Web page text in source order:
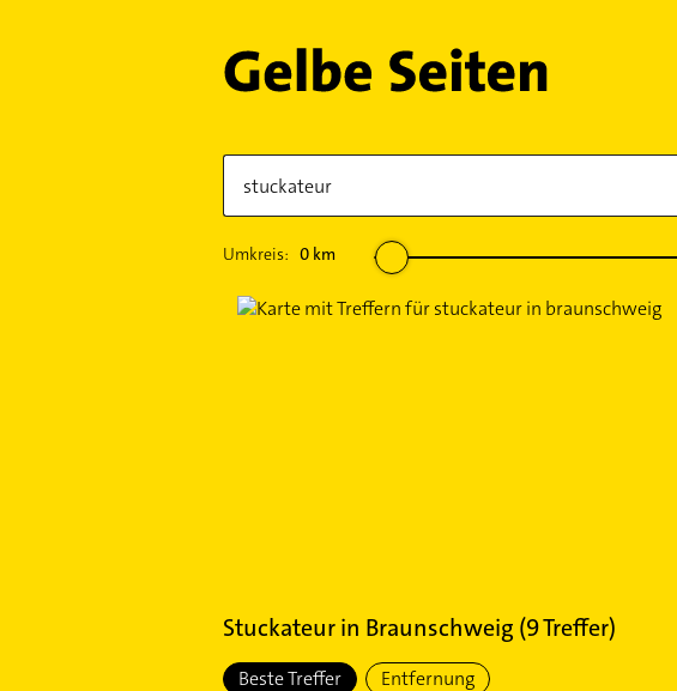
Umkreis: 0km
Stuckateurin Braunschweig (9Treffer)
Beste Treffer Entfernung